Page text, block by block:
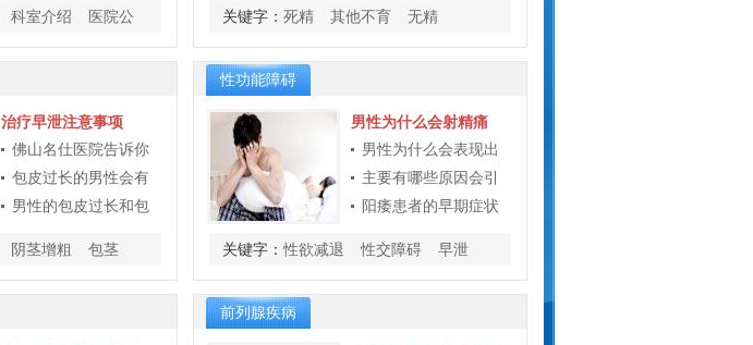
科室介绍
医院公
关键字： 死精 其他不育 无精
治疗早泄注意事项
佛山名仕医院告诉你
包皮过长的男性会有
男性的包皮过长和包
阴茎增粗 包茎
性功能障碍
男性为什么会射精痛
男性为什么会表现出
主要有哪些原因会引
阳痿患者的早期症状
关键字：性欲减退 性交障碍 早泄
前列腺疾病